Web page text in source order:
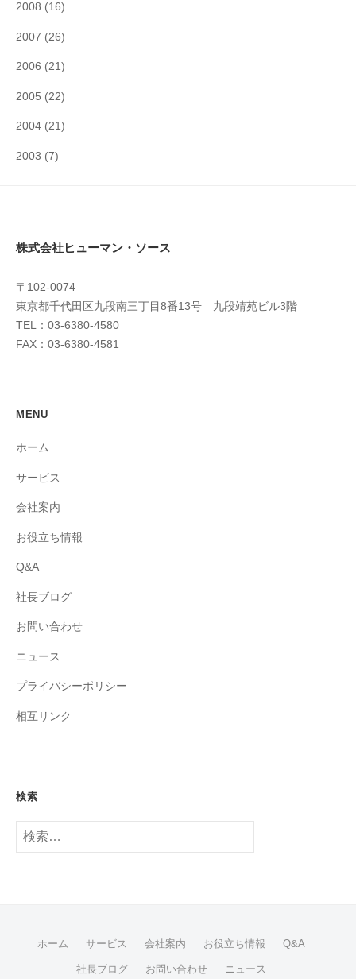
2008 (16)
2007 (26)
2006 (21)
2005 (22)
2004 (21)
2003 (7)
株式会社ヒューマン・ソース
〒102-0074
東京都千代田区九段南三丁目8番13号 九段靖苑ビル3階
TEL：03-6380-4580
FAX：03-6380-4581
MENU
ホーム
サービス
会社案内
お役立ち情報
Q&A
社長ブログ
お問い合わせ
ニュース
プライバシーポリシー
相互リンク
検索
検
ホーム サービス 会社案内 お役立ち情報 Q&A
社長ブログ お問い合わせ ニュース